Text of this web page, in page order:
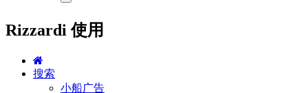
Rizzardi 使用
搜索
小船广告